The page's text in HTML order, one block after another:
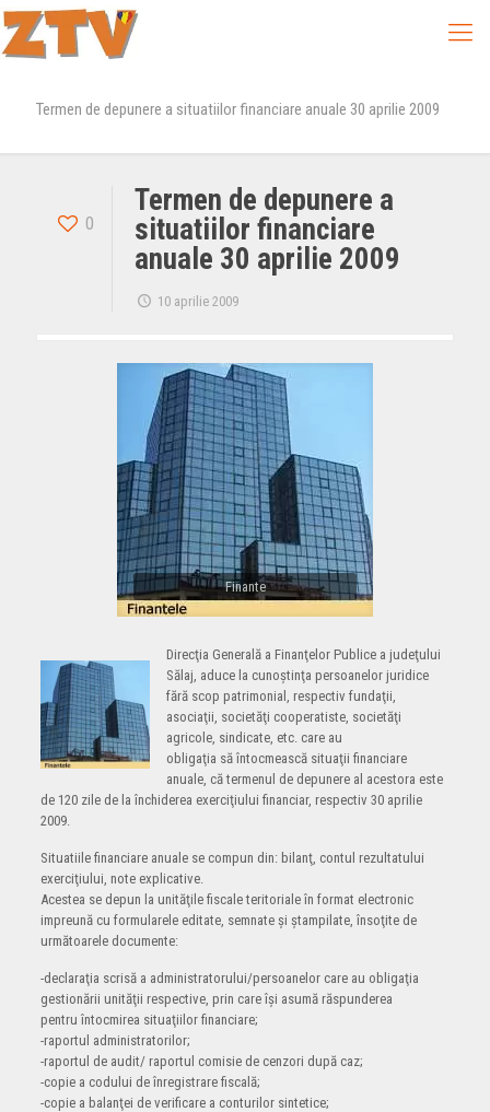
Termen de depunere a situatiilor financiare anuale 30 aprilie 2009
0
Termen de depunere a
situatiilor financiare
anuale 30 aprilie 2009
10 aprilie 2009
Finante
Direcţia Generală a Finanţelor Publice a judeţului
Sălaj, aduce la cunoştinţa persoanelor juridice
fără scop patrimonial, respectiv fundaţii,
asociaţii, societăţi cooperatiste, societăţi
agricole, sindicate, etc. care au
obligaţia să întocmească situaţii financiare
anuale, că termenul de depunere al acestora este
de 120 zile de la închiderea exerciţiului financiar, respectiv 30 aprilie
2009.
Situatiile financiare anuale se compun din: bilanţ, contul rezultatului
exerciţiului, note explicative.
Acestea se depun la unităţile fiscale teritoriale în format electronic
impreună cu formularele editate, semnate şi ştampilate, însoţite de
următoarele documente:
-declaraţia scrisă a administratorului/persoanelor care au obligaţia
gestionării unităţii respective, prin care îşi asumă răspunderea
pentru întocmirea situaţiilor financiare;
-raportul administratorilor;
-raportul de audit/ raportul comisie de cenzori după caz;
-copie a codului de înregistrare fiscală;
-copie a balanţei de verificare a conturilor sintetice;